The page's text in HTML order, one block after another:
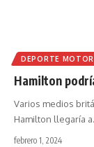
DEPORTE MOTOR
Hamilton
Varios medios
Hamilton llegaría a
febrero 1, 2024